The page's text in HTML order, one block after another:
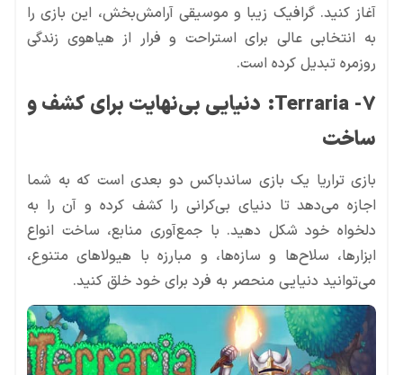
آغاز کنید. گرافیک زیبا و موسیقی آرامش‌بخش، این بازی را
به انتخابی عالی برای استراحت و فرار از هیاهوی زندگی
روزمره تبدیل کرده است.
7- Terraria
: دنیایی بی‌نهایت برای کشف و
ساخت
بازی تراریا یک بازی ساندباکس دو بعدی است که به شما
اجازه می‌دهد تا دنیای بی‌کرانی را کشف کرده و آن را به
دلخواه خود شکل دهید. با جمع‌آوری منابع، ساخت انواع
ابزارها، سلاح‌ها و سازه‌ها، و مبارزه با هیولاهای متنوع،
می‌توانید دنیایی منحصر به فرد برای خود خلق کنید.